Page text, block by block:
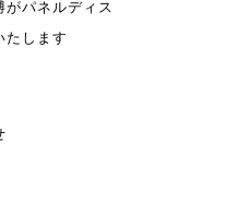
がパネルディス
たします